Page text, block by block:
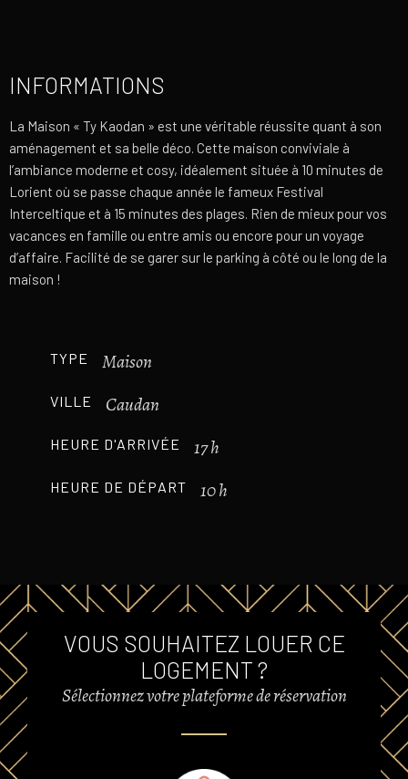
INFORMATIONS
La Maison « Ty Kaodan » est une véritable réussite quant à son
aménagement et sa belle déco. Cette maison conviviale à
l’ambiance moderne et cosy, idéalement située à 10 minutes de
Lorient où se passe chaque année le fameux Festival
Interceltique et à 15 minutes des plages. Rien de mieux pour vos
vacances en famille ou entre amis ou encore pour un voyage
d’affaire. Facilité de se garer sur le parking à côté ou le long de la
maison !
TYPE Maison
VILLE Caudan
HEURE D'ARRIVÉE 17 h
HEURE DE DÉPART 10 h
VOUS SOUHAITEZ LOUER CE
LOGEMENT ?
Sélectionnez votre plateforme de réservation